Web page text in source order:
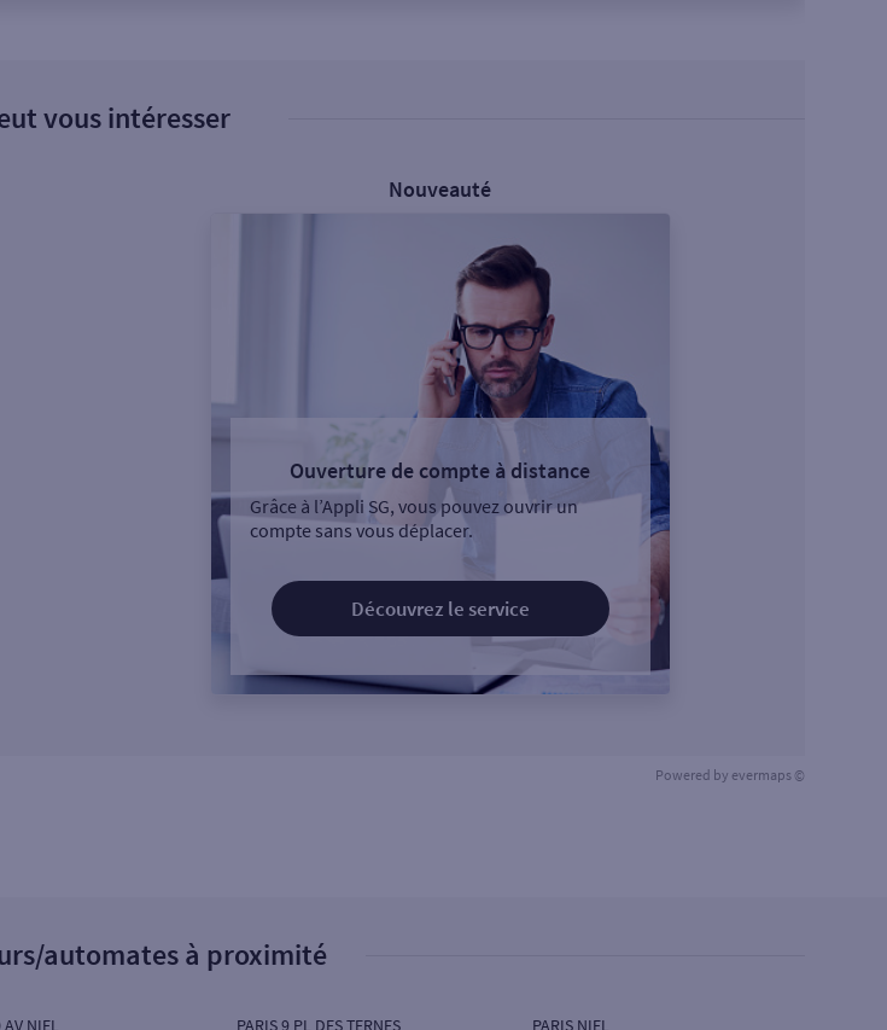
vous intéresser
Nouveauté
Ouverture de compte à distance
Grâce à l’Appli SG, vous pouvez ouvrir un
compte sans vous déplacer.
Découvrez le service
Powered by evermaps ©
automates à proximité
AV NIEL
PARIS 9 PL DES TERNES
PARIS NIEL